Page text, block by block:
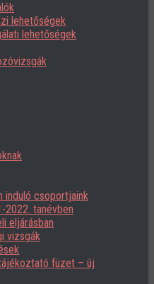
lehetőségek
lehetőségek
induló csoportjaink
2022. tanévben
eljárásban
vizsgák
füzet – új